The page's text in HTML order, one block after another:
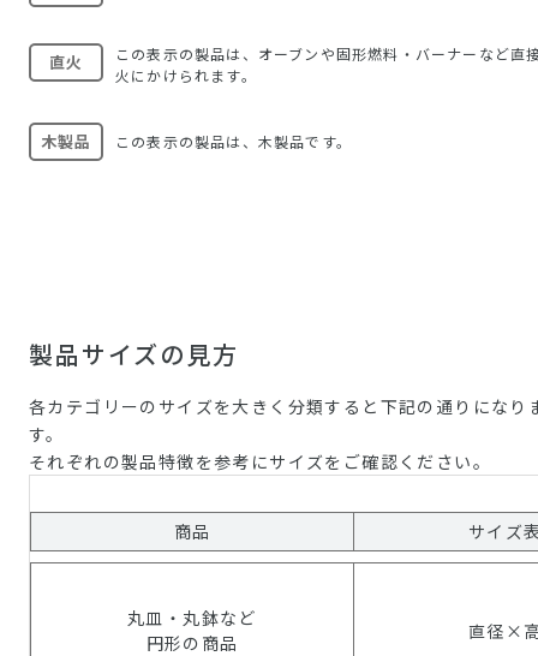
直火
この表示の製品は、オーブンや固形燃料・バーナーなど直
火にかけられます。
木製品 この表示の製品は、木製品です。
製品サイズの見方
各カテゴリーのサイズを大きく分類すると下記の通りになり
す。
それぞれの製品特徴を参考にサイズをご確認ください。
商品 サイズ
丸皿・丸鉢など
円形の商品
直径×